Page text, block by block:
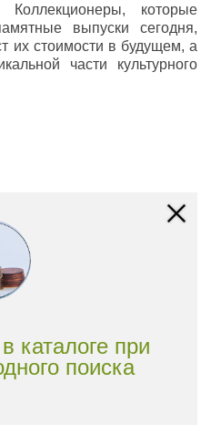
Коллекционеры, которые
выпуски сегодня,
их стоимости в будущем, а
части культурного
каталоге при
поиска